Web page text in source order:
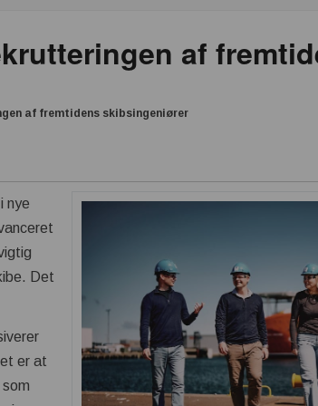
af
af fremtidens skibsingeniører
nye
Det
er at